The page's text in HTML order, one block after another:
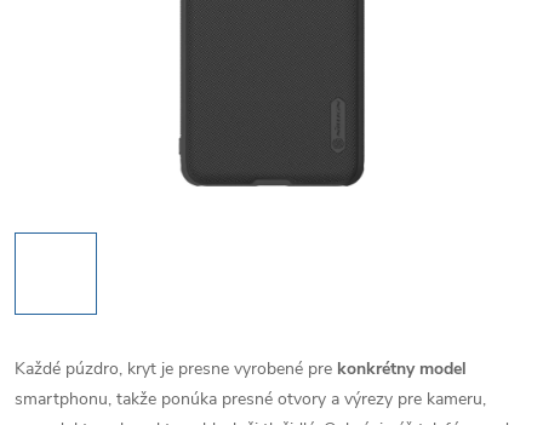
Každé púzdro, kryt je presne vyrobené pre konkrétny model
smartphonu, takže ponúka presné otvory a výrezy pre kameru,